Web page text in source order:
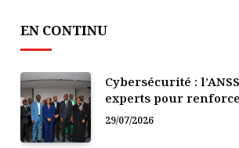
EN CONTINU
Cybersécurité :
experts pour
numérique de la Côte
29/07/2026